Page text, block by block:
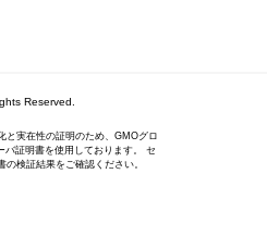
Reserved.
と実在性の証明のため、GMOグロ
バ証明書を使用しております。 セ
検証結果をご確認ください。